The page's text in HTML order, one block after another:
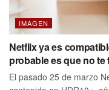
IMAGEN
Netflix ya es
probable es que no
El pasado 25 de marzo